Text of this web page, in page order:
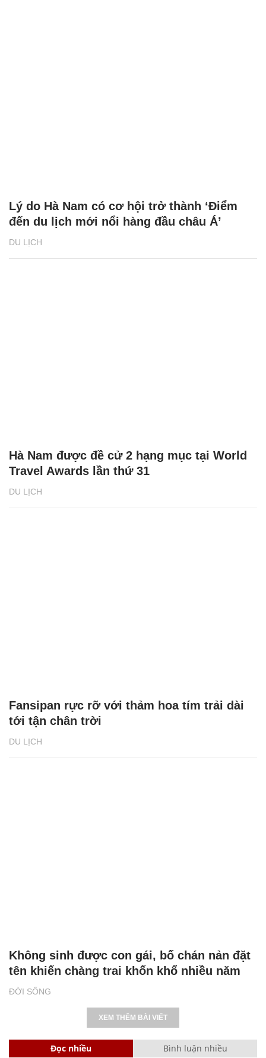
DU LỊCH
Lý do Hà Nam có cơ hội trở thành ‘Điểm
đến du lịch mới nổi hàng đầu châu Á’
DU LỊCH
Hà Nam được đề cử 2 hạng mục tại World
Travel Awards lần thứ 31
DU LỊCH
Fansipan rực rỡ với thảm hoa tím trải dài
tới tận chân trời
ĐỜI SỐNG
Không sinh được con gái, bố chán nản đặt
tên khiến chàng trai khốn khổ nhiều năm
XEM THÊM BÀI VIẾT
Đọc nhiều Bình luận nhiều